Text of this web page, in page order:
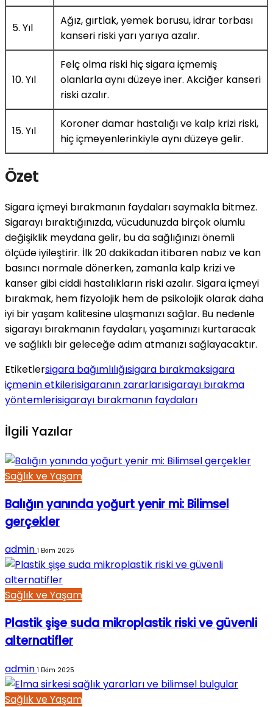
5. Yıl
Ağız, gırtlak, yemek borusu, idrar torbası
kanseri riski yarı yarıya azalır.
10. Yıl
Felç olma riski hiç sigara içmemiş
olanlarla aynı düzeye iner. Akciğer kanseri
riski azalır.
15. Yıl
Koroner damar hastalığı ve kalp krizi riski,
hiç içmeyenlerinkiyle aynı düzeye gelir.
Özet
Sigara içmeyi bırakmanın faydaları saymakla bitmez.
Sigarayı bıraktığınızda, vücudunuzda birçok olumlu
değişiklik meydana gelir, bu da sağlığınızı önemli
ölçüde iyileştirir. İlk 20 dakikadan itibaren nabız ve kan
basıncı normale dönerken, zamanla kalp krizi ve
kanser gibi ciddi hastalıkların riski azalır. Sigara içmeyi
bırakmak, hem fizyolojik hem de psikolojik olarak daha
iyi bir yaşam kalitesine ulaşmanızı sağlar. Bu nedenle
sigarayı bırakmanın faydaları, yaşamınızı kurtaracak
ve sağlıklı bir geleceğe adım atmanızı sağlayacaktır.
Etiketlersigara bağımlılığısigara bırakmaksigara
içmenin etkilerisigaranın zararlarısigarayı bırakma
yöntemlerisigarayı bırakmanın faydaları
İlgili Yazılar
Sağlık ve Yaşam
Balığın yanında yoğurt yenir mi: Bilimsel
gerçekler
admin 1 Ekim 2025
Sağlık ve Yaşam
Plastik şişe suda mikroplastik riski ve güvenli
alternatifler
admin 1 Ekim 2025
Sağlık ve Yaşam